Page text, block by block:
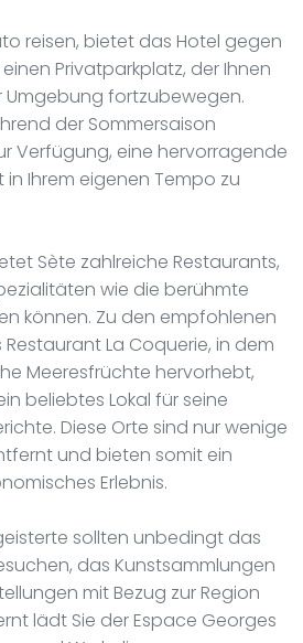
reisen, bietet das Hotel gegen
Privatparkplatz, der Ihnen
Umgebung fortzubewegen.
der Sommersaison
Verfügung, eine hervorragende
in Ihrem eigenen Tempo zu
Sète zahlreiche Restaurants,
wie die berühmte
können. Zu den empfohlenen
La Coquerie, in dem
Meeresfrüchte hervorhebt,
beliebtes Lokal für seine
Diese Orte sind nur wenige
und bieten somit ein
Erlebnis.
sollten unbedingt das
das Kunstsammlungen
mit Bezug zur Region
lädt Sie der Espace Georges